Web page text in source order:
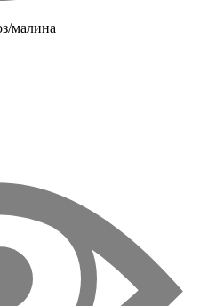
малина